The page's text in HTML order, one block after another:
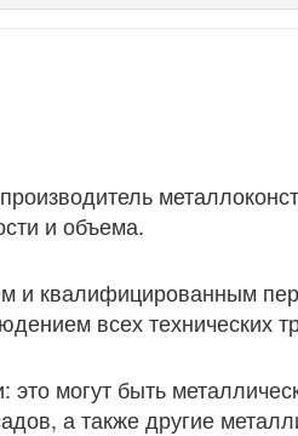
и объема.
квалифицированным
всех технических
это могут быть
а также другие